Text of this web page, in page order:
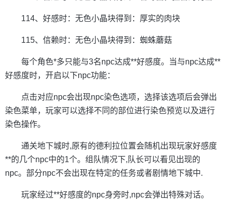
114、好感时：无色小晶块得到：厚实的肉块
115、信赖时：无色小晶块得到：蜘蛛蘑菇
每个角色*多只能与3名npc达成**好感度。当与npc达成**
好感度时，开启以下npc功能：
点击对应npc会出现npc染色选项，选择该选项后会弹出
染色菜单，玩家可以选择不同的部位进行染色预览以及进行
染色操作。
通关地下城时,原有的德利拉位置会随机出现玩家好感度
**的几个npc中的1个。组队情况下,队长可以看见出现的
npc。部分npc不会出现在特定的任务或者剧情地下城中.
玩家经过**好感度的npc身旁时,npc会弹出特殊对话。